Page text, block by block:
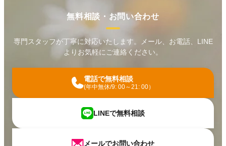
無料相談・お問い合わせ
専門スタッフが丁寧に対応いたします。メール、お電話、LINE
よりお気軽にご連絡ください。
電話で無料相談
(年中無休/9: 00～21: 00）
LINEで無料相談
メールでお問い合わせ